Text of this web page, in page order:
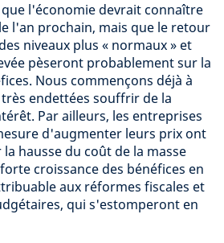
l'économie devrait connaître
l'an prochain, mais que le retour
niveaux plus « normaux » et
pèseront probablement sur la
Nous commençons déjà à
endettées souffrir de la
Par ailleurs, les entreprises
d'augmenter leurs prix ont
hausse du coût de la masse
croissance des bénéfices en
aux réformes fiscales et
qui s'estomperont en